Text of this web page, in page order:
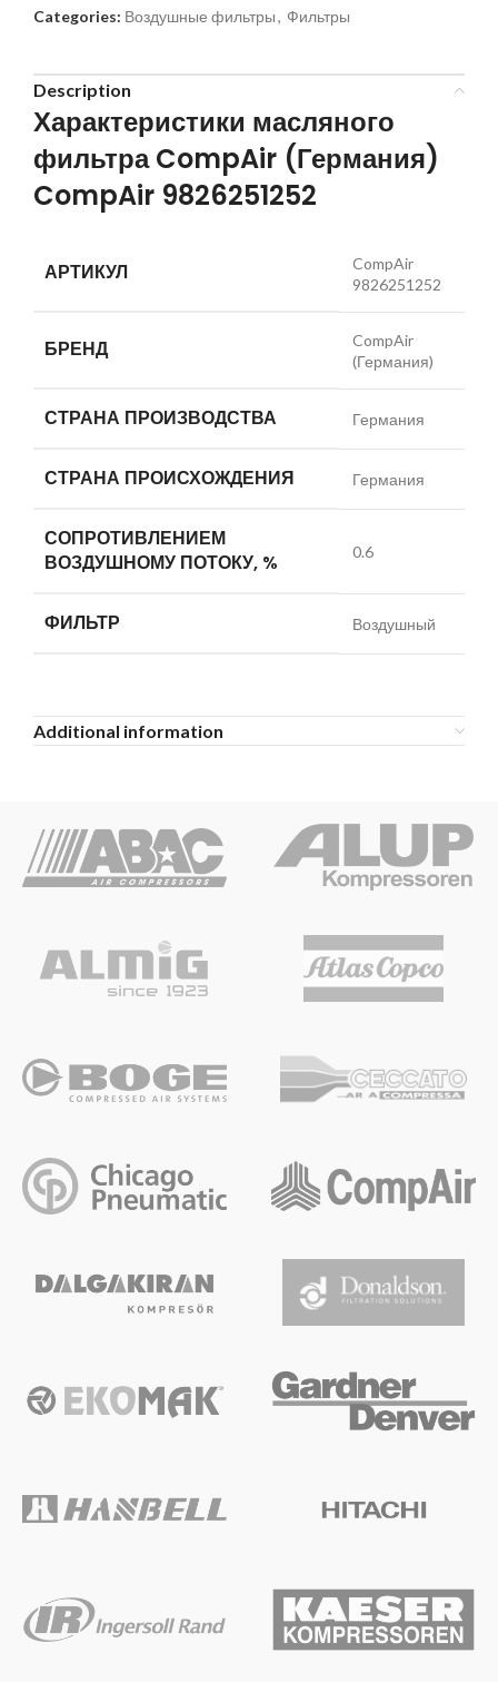
Categories: Воздушные фильтры, Фильтры
Description
Характеристики масляного
фильтра CompAir (Германия)
CompAir 9826251252
АРТИКУЛ
CompAir
9826251252
БРЕНД
CompAir
(Германия)
СТРАНА ПРОИЗВОДСТВА Германия
СТРАНА ПРОИСХОЖДЕНИЯ Германия
СОПРОТИВЛЕНИЕМ
ВОЗДУШНОМУ ПОТОКУ, %
0.6
ФИЛЬТР Воздушный
Additional information